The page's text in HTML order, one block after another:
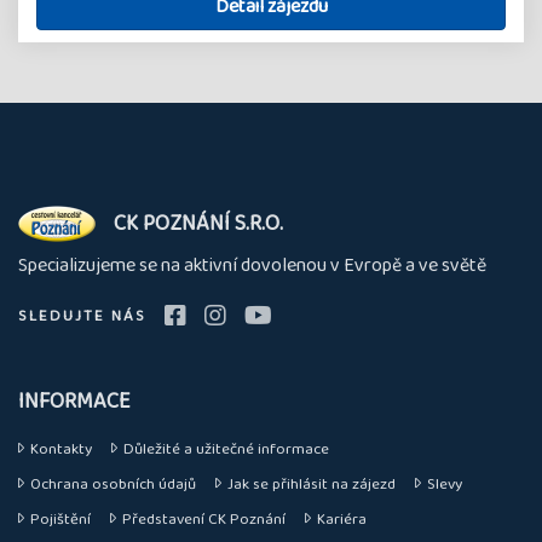
Detail zájezdu
O
nás
CK POZNÁNÍ S.R.O.
Specializujeme se na aktivní dovolenou v Evropě a ve světě
SLEDUJTE NÁS
INFORMACE
Kontakty
Důležité a užitečné informace
Ochrana osobních údajů
Jak se přihlásit na zájezd
Slevy
Pojištění
Představení CK Poznání Kariéra